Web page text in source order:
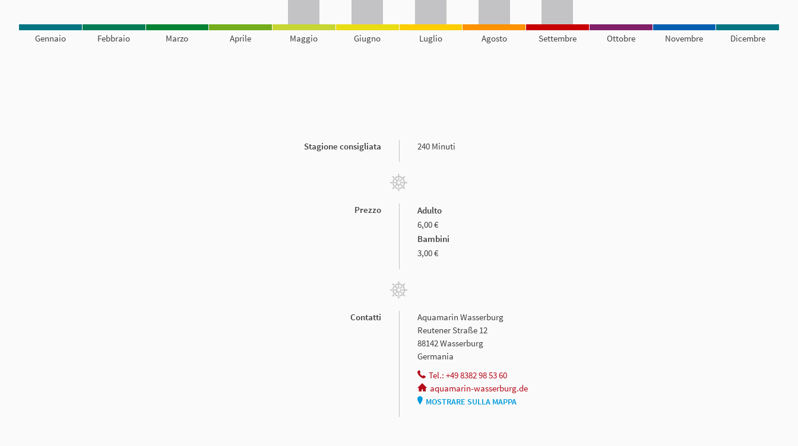
Gennaio Febbraio Marzo Aprile Maggio Giugno Luglio Agosto Settembre Ottobre Novembre Dicembre
Stagione consigliata 240 Minuti
Prezzo
Adulto
6,00 €
Bambini
3,00 €
Contatti
Aquamarin Wasserburg
Reutener Straße 12
88142 Wasserburg
Germania
Tel.: +49 8382 98 53 60
aquamarin-wasserburg.de
MOSTRARE SULLA MAPPA